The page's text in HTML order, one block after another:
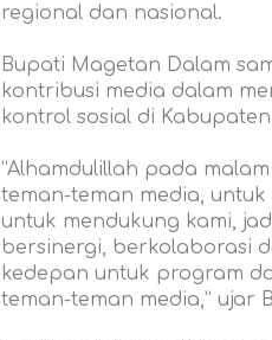
regional dan nasional.
Bupati Magetan Dalam
kontribusi media dalam
kontrol sosial di
“Alhamdulillah pada
teman-teman media,
untuk mendukung kami,
bersinergi, berkolaborasi
kedepan untuk program
teman-teman media,” ujar